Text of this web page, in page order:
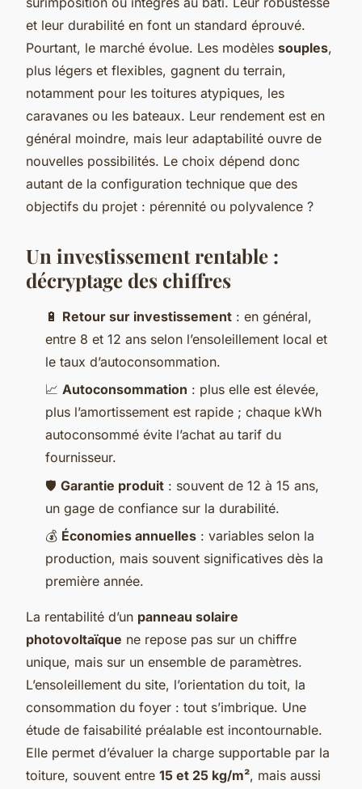
et leur durabilité en font un standard éprouvé.
Pourtant, le marché évolue. Les modèles souples,
plus légers et flexibles, gagnent du terrain,
notamment pour les toitures atypiques, les
caravanes ou les bateaux. Leur rendement est en
général moindre, mais leur adaptabilité ouvre de
nouvelles possibilités. Le choix dépend donc
autant de la configuration technique que des
objectifs du projet : pérennité ou polyvalence ?
Un investissement rentable :
décryptage des chiffres
🔋 Retour sur investissement : en général,
entre 8 et 12 ans selon l’ensoleillement local et
le taux d’autoconsommation.
📈 Autoconsommation : plus elle est élevée,
plus l’amortissement est rapide ; chaque kWh
autoconsommé évite l’achat au tarif du
fournisseur.
🛡️ Garantie produit : souvent de 12 à 15 ans,
un gage de confiance sur la durabilité.
💰 Économies annuelles : variables selon la
production, mais souvent significatives dès la
première année.
La rentabilité d’un panneau solaire
photovoltaïque ne repose pas sur un chiffre
unique, mais sur un ensemble de paramètres.
L’ensoleillement du site, l’orientation du toit, la
consommation du foyer : tout s’imbrique. Une
étude de faisabilité préalable est incontournable.
Elle permet d’évaluer la charge supportable par la
toiture, souvent entre 15 et 25 kg/m², mais aussi